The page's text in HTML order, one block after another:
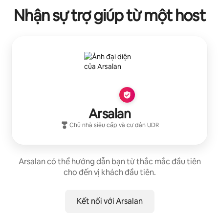
Nhận sự trợ giúp từ một host
Arsalan
Chủ nhà siêu cấp và cư dân UDR
Arsalan có thể hướng dẫn bạn từ thắc mắc đầu tiên
cho đến vị khách đầu tiên.
Kết nối với Arsalan